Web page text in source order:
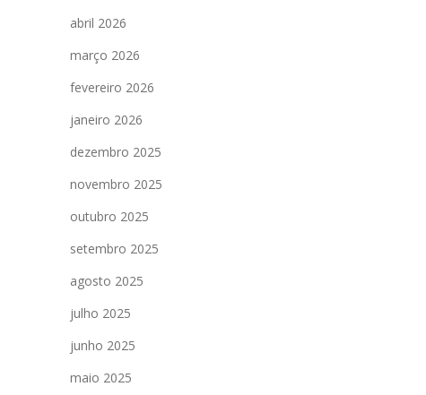
abril 2026
março 2026
fevereiro 2026
janeiro 2026
dezembro 2025
novembro 2025
outubro 2025
setembro 2025
agosto 2025
julho 2025
junho 2025
maio 2025